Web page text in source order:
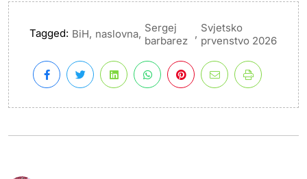
Tagged: BiH, naslovna, Sergej
barbarez
, Svjetsko
prvenstvo 2026